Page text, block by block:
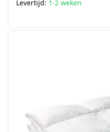
Levertijd: 1-2 weken